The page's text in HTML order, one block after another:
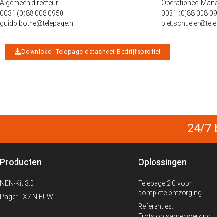
Algemeen directeur
0031 (0)88 008 0950
guido.bothe@telepage.nl
Operationeel
0031 (0)88 008
Download: Telepage datasheet Bedrijfsprofiel
24/7
Producten
NEN-Kit 3.0
Pager LX7 NIEUW
Oplossingen
Telepage 2.0 voor
complete ontzorging
Referenties: